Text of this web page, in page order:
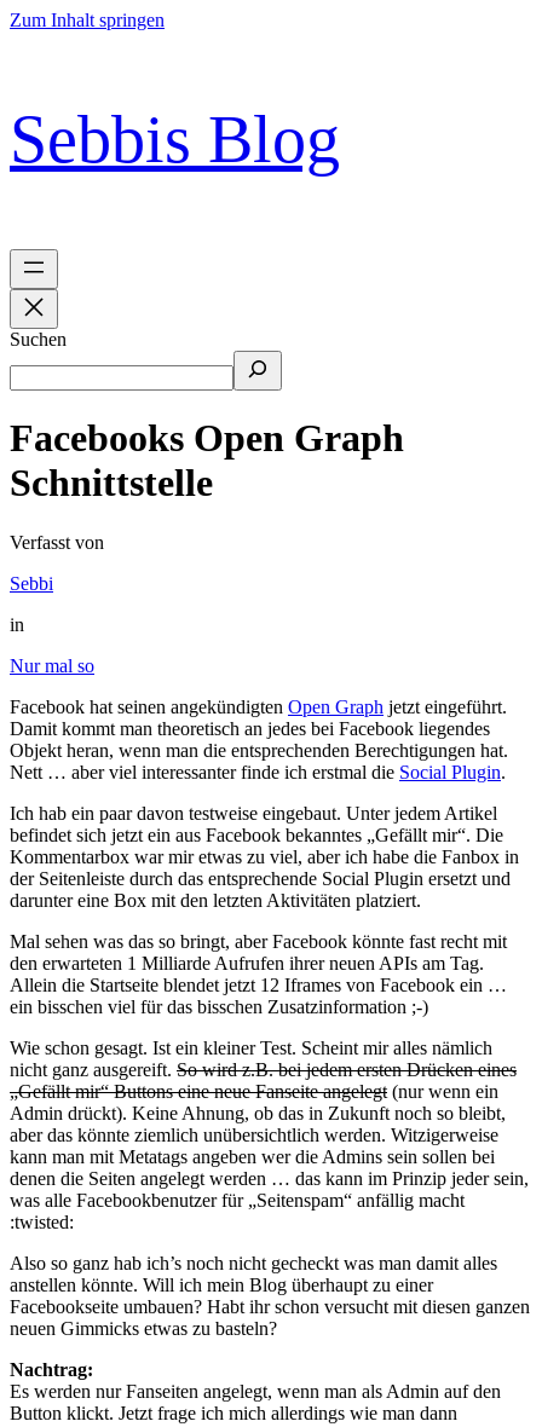
Zum Inhalt springen
Sebbis Blog
Suchen
Facebooks Open Graph
Schnittstelle
Verfasst von
Sebbi
in
Nur mal so
Facebook hat seinen angekündigten Open Graph jetzt eingeführt.
Damit kommt man theoretisch an jedes bei Facebook liegendes
Objekt heran, wenn man die entsprechenden Berechtigungen hat.
Nett … aber viel interessanter finde ich erstmal die Social Plugin.
Ich hab ein paar davon testweise eingebaut. Unter jedem Artikel
befindet sich jetzt ein aus Facebook bekanntes „Gefällt mir“. Die
Kommentarbox war mir etwas zu viel, aber ich habe die Fanbox in
der Seitenleiste durch das entsprechende Social Plugin ersetzt und
darunter eine Box mit den letzten Aktivitäten platziert.
Mal sehen was das so bringt, aber Facebook könnte fast recht mit
den erwarteten 1 Milliarde Aufrufen ihrer neuen APIs am Tag.
Allein die Startseite blendet jetzt 12 Iframes von Facebook ein …
ein bisschen viel für das bisschen Zusatzinformation ;-)
Wie schon gesagt. Ist ein kleiner Test. Scheint mir alles nämlich
nicht ganz ausgereift. So wird z.B. bei jedem ersten Drücken eines
„Gefällt mir“ Buttons eine neue Fanseite angelegt (nur wenn ein
Admin drückt). Keine Ahnung, ob das in Zukunft noch so bleibt,
aber das könnte ziemlich unübersichtlich werden. Witzigerweise
kann man mit Metatags angeben wer die Admins sein sollen bei
denen die Seiten angelegt werden … das kann im Prinzip jeder sein,
was alle Facebookbenutzer für „Seitenspam“ anfällig macht
:twisted:
Also so ganz hab ich’s noch nicht gecheckt was man damit alles
anstellen könnte. Will ich mein Blog überhaupt zu einer
Facebookseite umbauen? Habt ihr schon versucht mit diesen ganzen
neuen Gimmicks etwas zu basteln?
Nachtrag:
Es werden nur Fanseiten angelegt, wenn man als Admin auf den
Button klickt. Jetzt frage ich mich allerdings wie man dann